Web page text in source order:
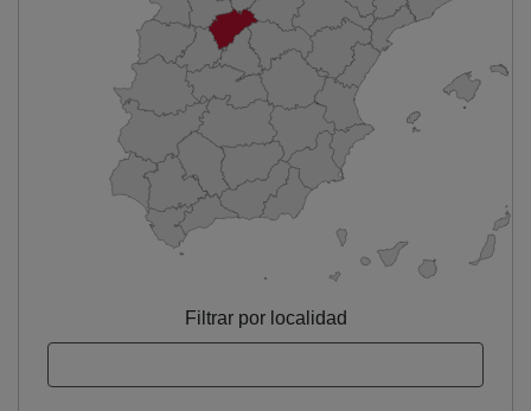
Filtrar por localidad